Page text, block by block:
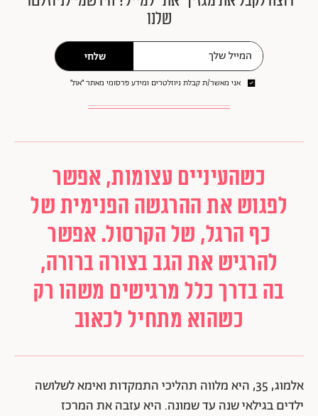
שלנו
שלחי
אני מאשר/ת קבלת ניוזלטרים ומידע פרסומי מאתר ״את״
כשהעיניים עצומות, אפשר
לפגוש את ההרגשה הפנימית של
כף הרגל, של הקרסול. אפשר
להרגיש את הגב בצורה ברורה,
בה בדרך כלל מרגישים משהו רק
כשהוא מתחיל לכאוב
אלמוג, 35, היא מלווה תהליכי התמקדות ואימא לשלושה
ילדים בגילאי שנה עד שמונה. היא עזבה את המרכז